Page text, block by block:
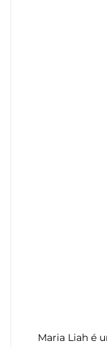
Maria Liah é